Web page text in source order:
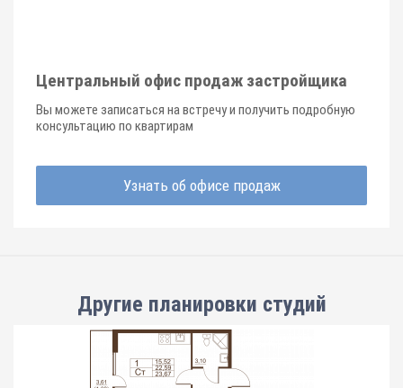
Центральный офис продаж застройщика
Вы можете записаться на встречу и получить подробную
консультацию по квартирам
Узнать об офисе продаж
Другие планировки студий